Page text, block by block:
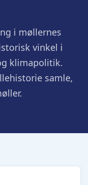
i møllernes
vinkel i
klimapolitik.
samle,